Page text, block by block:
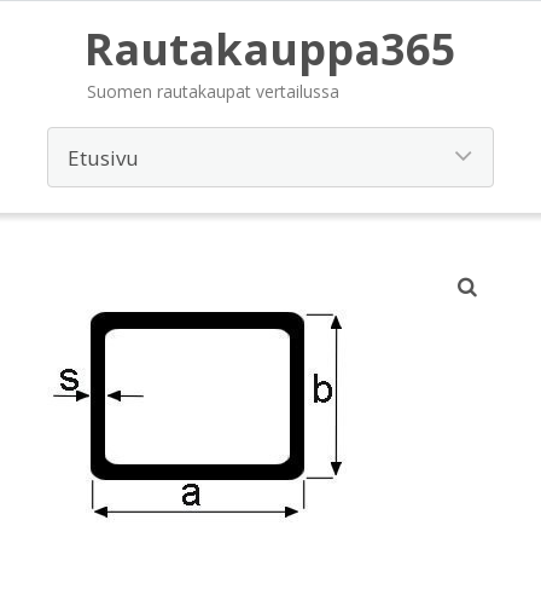
Rautakauppa365
Suomen rautakaupat vertailussa